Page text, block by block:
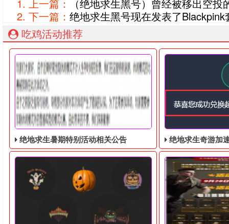
上一篇：
（绝地求生黑号）曾经被移出空投
下一篇： 绝地求生黑号现在发表了
吃鸡活动推荐
绝地求生暑期特别活动相关公告 绝地求生奇游加速器免